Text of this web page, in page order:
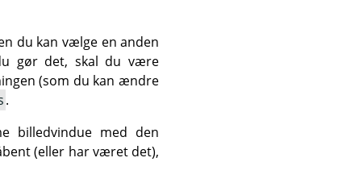
du kan vælge en anden
gør det, skal du være
(som du kan ændre
.
billedvindue med den
(eller har været det),